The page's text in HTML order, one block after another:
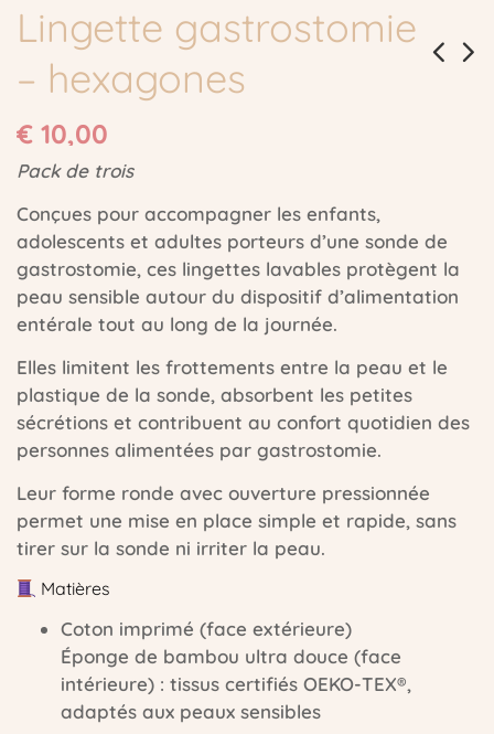
Lingette gastrostomie
– hexagones
€ 10,00
Pack de trois
Conçues pour accompagner les enfants,
adolescents et adultes porteurs d’une sonde de
gastrostomie, ces lingettes lavables protègent la
peau sensible autour du dispositif d’alimentation
entérale tout au long de la journée.
Elles limitent les frottements entre la peau et le
plastique de la sonde, absorbent les petites
sécrétions et contribuent au confort quotidien des
personnes alimentées par gastrostomie.
Leur forme ronde avec ouverture pressionnée
permet une mise en place simple et rapide, sans
tirer sur la sonde ni irriter la peau.
Matières
Coton imprimé (face extérieure)
Éponge de bambou ultra douce (face
intérieure) : tissus certifiés OEKO-TEX®,
adaptés aux peaux sensibles